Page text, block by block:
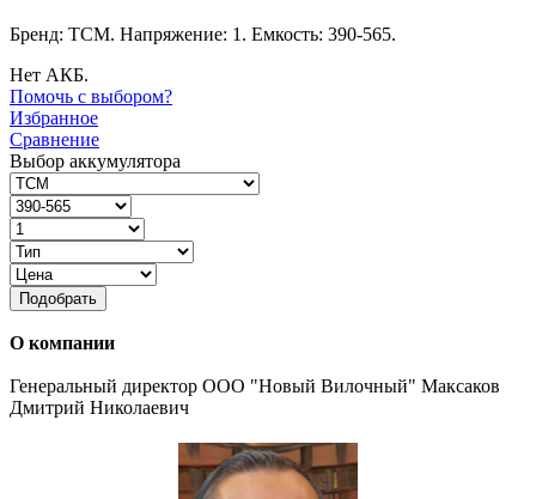
Бренд: TCM. Напряжение: 1. Емкость: 390-565.
Нет АКБ.
Помочь с выбором?
Избранное
Сравнение
Выбор аккумулятора
Подобрать
О компании
Генеральный директор ООО "Новый Вилочный" Максаков
Дмитрий Николаевич